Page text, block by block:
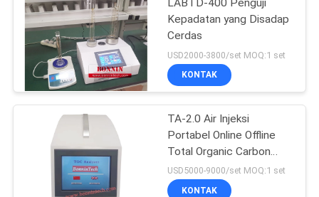
LABTD-400 Penguji
Kepadatan yang Disadap
Cerdas
USD2000-3800/set MOQ:1 set
KONTAK
TA-2.0 Air Injeksi
Portabel Online Offline
Total Organic Carbon
Analyzer TOC Tester
USD5000-9000/set MOQ:1 set
KONTAK